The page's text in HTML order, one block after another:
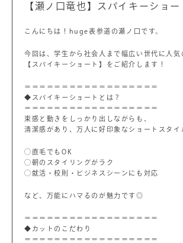
【瀬ノ口竜也】スパイキーショー
こんにちは！huge表参道の瀬ノ口です。
今回は、学生から社会人まで幅広い世代に人気
【スパイキーショート】をご紹介します！
＝＝＝＝＝＝＝＝＝＝＝＝＝＝＝＝＝＝
◆スパイキーショートとは？
＝＝＝＝＝＝＝＝＝＝＝＝＝＝＝＝＝＝
束感と動きをしっかり出しながらも、
清潔感があり、万人に好印象なショートスタイ
◯直毛でもOK
◯朝のスタイリングがラク
◯就活・校則・ビジネスシーンにも対応
など、万能にハマるのが魅力です◎
＝＝＝＝＝＝＝＝＝＝＝＝＝＝＝＝＝＝
◆カットのこだわり
＝＝＝＝＝＝＝＝＝＝＝＝＝＝＝＝＝＝